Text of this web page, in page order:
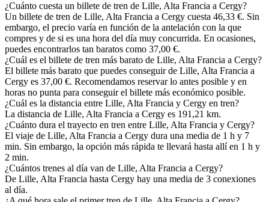
¿Cuánto cuesta un billete de tren de Lille, Alta Francia a Cergy?
Un billete de tren de Lille, Alta Francia a Cergy cuesta 46,33 €. Sin
embargo, el precio varía en función de la antelación con la que
compres y de si es una hora del día muy concurrida. En ocasiones,
puedes encontrarlos tan baratos como 37,00 €.
¿Cuál es el billete de tren más barato de Lille, Alta Francia a Cergy?
El billete más barato que puedes conseguir de Lille, Alta Francia a
Cergy es 37,00 €. Recomendamos reservar lo antes posible y en
horas no punta para conseguir el billete más económico posible.
¿Cuál es la distancia entre Lille, Alta Francia y Cergy en tren?
La distancia de Lille, Alta Francia a Cergy es 191,21 km.
¿Cuánto dura el trayecto en tren entre Lille, Alta Francia y Cergy?
El viaje de Lille, Alta Francia a Cergy dura una media de 1 h y 7
min. Sin embargo, la opción más rápida te llevará hasta allí en 1 h y
2 min.
¿Cuántos trenes al día van de Lille, Alta Francia a Cergy?
De Lille, Alta Francia hasta Cergy hay una media de 3 conexiones
al día.